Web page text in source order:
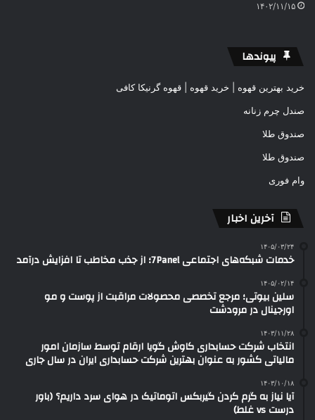
۱۴۰۲/۱۱/۱۵
پیوندها
خرید بهترین قهوه | خرید قهوه | قهوه گرنیکا کافی
صندل چرم زنانه
صندوق طلا
صندوق طلا
وام فوری
آخرین اخبار
۱۴۰۵/۰۳/۲۴
خدمات شبکه‌های اجتماعی 7Panel؛ از جذب مخاطب تا افزایش درآمد
۱۴۰۵/۰۲/۱۴
سلین بیوتی؛ مرجع تخصصی محصولات مراقبت از پوست و مو
اورجینال در مرودشت
۱۴۰۳/۱۱/۲۸
انتخاب شرکت حسابداری کاوش گویا ارقام توسط سازمان امور
مالیاتی کشور به عنوان بهترین شرکت حسابداری ایران در سال جاری
۱۴۰۳/۱۰/۱۸
آیا نیاز به گرم کردن گیربکس اتوماتیک در هوای سرد داریم؟ (باور
درست vs غلط)